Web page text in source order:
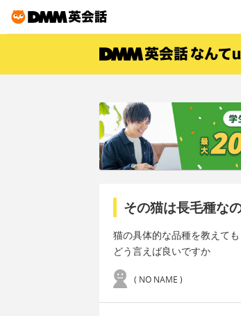
その猫は長毛種な
猫の具体的な品種を教えて
どう言えば良いですか
( NO NAME )